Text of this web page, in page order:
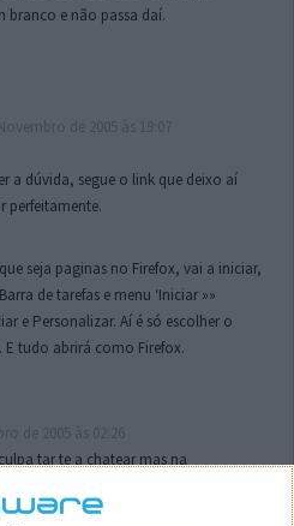
branco e não passa daí.
a dúvida, segue o link que deixo aí
perfeitamente.
seja paginas no Firefox, vai a iniciar,
de tarefas e menu ‘Iniciar »»
e Personalizar. Aí é só escolher o
E tudo abrirá como Firefox.
tar te a chatear mas na
predefenido